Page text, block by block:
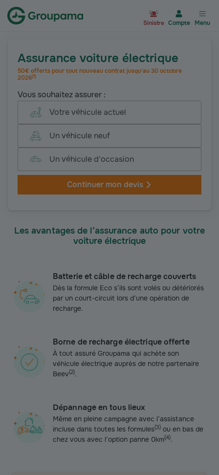
Sinistre Compte Menu
Assurance voiture électrique
50€ offerts pour tout nouveau contrat jusqu'au 30 octobre
2026(1)
Vous souhaitez assurer :
Votre véhicule actuel
Un véhicule neuf
Un véhicule d'occasion
Continuer mon devis
Les avantages de l’assurance auto pour votre
voiture électrique
Batterie et câble de recharge couverts
Dès la formule Eco s’ils sont volés ou détériorés
par un court-circuit lors d’une opération de
recharge.
Borne de recharge électrique offerte
À tout assuré Groupama qui achète son
véhicule électrique auprès de notre partenaire
Beev(2).
Dépannage en tous lieux
Même en pleine campagne avec l’assistance
incluse dans toutes les formules(3) ou en bas de
chez vous avec l’option panne 0km(4).